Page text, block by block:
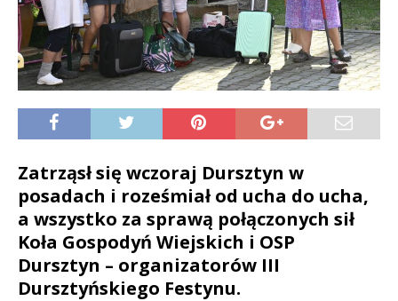
Zatrząsł się wczoraj Dursztyn w
posadach i roześmiał od ucha do ucha,
a wszystko za sprawą połączonych sił
Koła Gospodyń Wiejskich i OSP
Dursztyn – organizatorów III
Dursztyńskiego Festynu.